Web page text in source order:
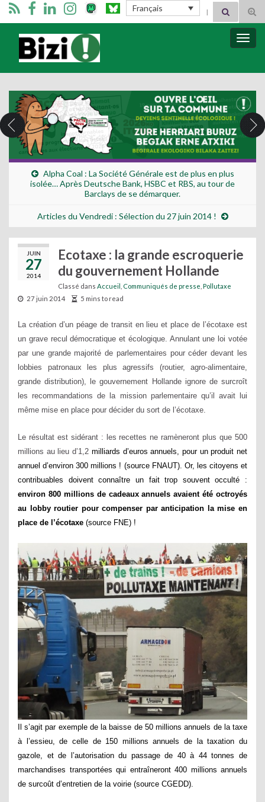
Français Search for:
Bizimugi
Alpha Coal : La Société Générale est de plus en plus
isolée… Après Deutsche Bank, HSBC et RBS, au tour de
Barclays de se démarquer.
Articles du Vendredi : Sélection du 27 juin 2014 !
JUIN
27
2014
Ecotaxe : la grande escroquerie
du gouvernement Hollande
Classé dans Accueil Communiqués de presse Pollutaxe
27 juin 2014
5 mins to read
La créationd’un péage de transit en lieu et place de l’écotaxe est
un grave recul démocratique et écologique. Annulant une loi votée
par une grande majorité de parlementaires pour céder devant les
lobbies patronaux les plus agressifs (routier, agro-alimentaire,
grande distribution), le gouvernement Hollande ignore de surcroît
les recommandations de la mission parlementaire qu’il avait lui
même mise en place pour décider du sort de l’écotaxe.
Le résultat est sidérant : les recettes ne ramèneront plus que 500
millions au lieu d’1,2 milliards d’euros annuels, pour un produit net
annuel d’environ 300 millions ! (source FNAUT). Or, les citoyens et
contribuables doivent connaître un fait trop souvent occulté :
environ 800 millions de cadeaux annuels avaient été octroyés
au lobby routier pour compenser par anticipation la mise en
place de l’écotaxe (source FNE) !
Il s’agit par exemple de la baisse de 50 millions annuels de la taxe
à l’essieu, de celle de 150 millions annuels de la taxation du
gazole, et de l’autorisation du passage de 40 à 44 tonnes de
marchandises transportées qui entraîneront 400 millions annuels
de surcoût d’entretien de la voirie (source CGEDD).